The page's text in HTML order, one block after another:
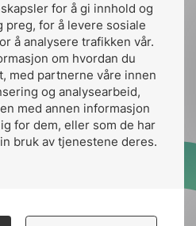
for å gi innhold og
preg, for å levere sosiale
å analysere trafikken vår.
om hvordan du
med partnerne våre innen
og analysearbeid,
med annen informasjon
for dem, eller som de har
bruk av tjenestene deres.
nek@nek.no
Bruk av Cookies